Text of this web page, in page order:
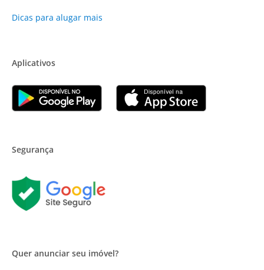
Dicas para alugar mais
Aplicativos
Segurança
Quer anunciar seu imóvel?